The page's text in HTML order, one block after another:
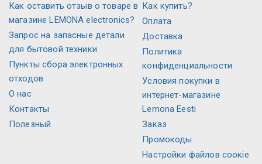
Как оставить отзыв о товаре в
магазине LEMONA electronics?
Запрос на запасные детали
для бытовой техники
Пункты сбора электронных
отходов
О нас
Контакты
Полезный
Как купить?
Оплата
Доставка
Политика
конфиденциальности
Условия покупки в
интернет-магазине
Lemona Eesti
Заказ
Промокоды
Настройки файлов соокіе